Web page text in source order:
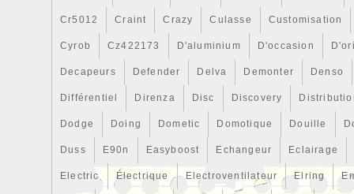
Cr5012 Craint Crazy Culasse Customisation
Cyrob Cz422173 D'aluminium D'occasion
Decapeurs Defender Delva Demonter Denso
Différentiel Direnza Disc Discovery
Dodge Doing Dometic Domotique Douille
Duss E90n Easyboost Echangeur Eclairage
Electric Électrique Electroventilateur Elring